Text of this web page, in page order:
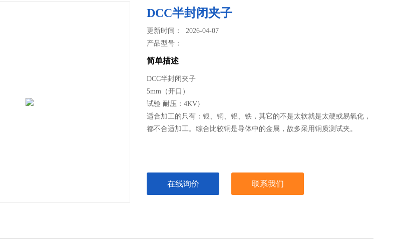
DCC半封闭夹子
更新时间： 2026-04-07
产品型号：
简单描述
DCC半封闭夹子
5mm（开口）
试验 耐压：4KV}
适合加工的只有：银、铜、铝、铁，其它的不是太软就是太硬或易氧化，
都不合适加工。综合比较铜是导体中的金属，故多采用铜质测试夹。
在线询价 联系我们